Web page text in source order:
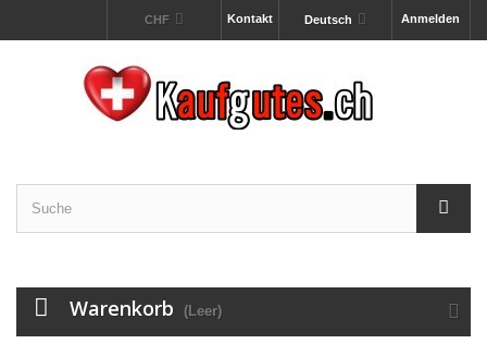
Anmelden
Deutsch
Kontakt
CHF
Warenkorb (Leer)